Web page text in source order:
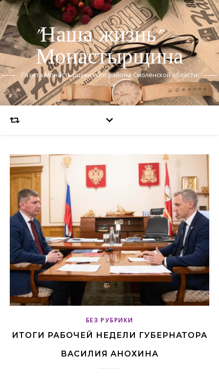
"Наша жизнь" —
Монастырщина
Газета Монастырщинского района Смоленской области
БЕЗ РУБРИКИ
ИТОГИ РАБОЧЕЙ НЕДЕЛИ ГУБЕРНАТОРА
ВАСИЛИЯ АНОХИНА